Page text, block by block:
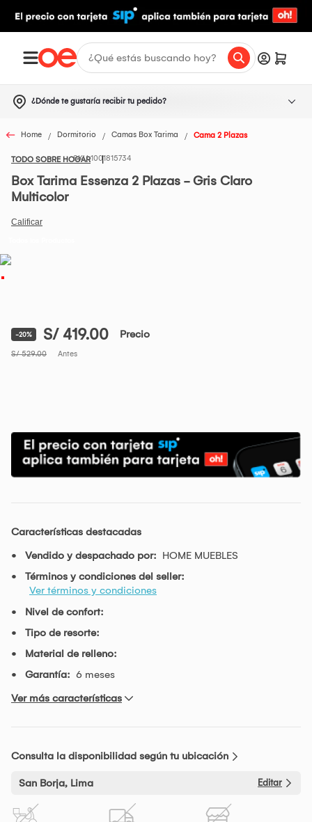
¿Dónde te gustaría recibir tu pedido?
Home Dormitorio Camas Box Tarima Cama 2 Plazas
TODO SOBRE HOGAR1001815734
Box Tarima Essenza 2 Plazas - Gris Claro
Multicolor
-20% S/ 419.00 Precio
S/ 529.00 Antes
Características destacadas
Vendido y despachado por: HOME MUEBLES
Términos y condiciones del seller:
Ver términos y condiciones
Nivel de confort:
Tipo de resorte:
Material de relleno:
Garantía: 6 meses
Ver más características
Consulta la disponibilidad según tu ubicación
San Borja, Lima Editar